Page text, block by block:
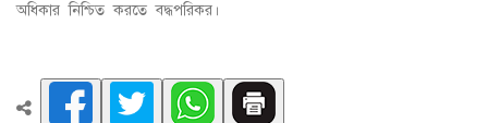
অধিকার নিশ্চিত করতে বদ্ধপরিকর।